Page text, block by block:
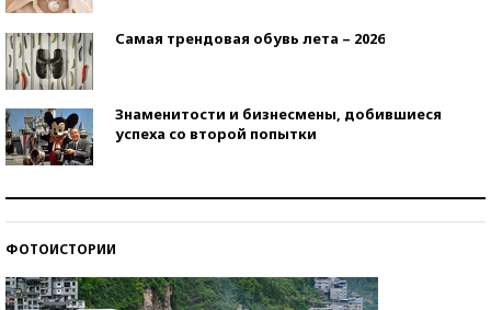
Самая трендовая обувь лета – 2026
Знаменитости и бизнесмены, добившиеся
успеха со второй попытки
ФОТОИСТОРИИ